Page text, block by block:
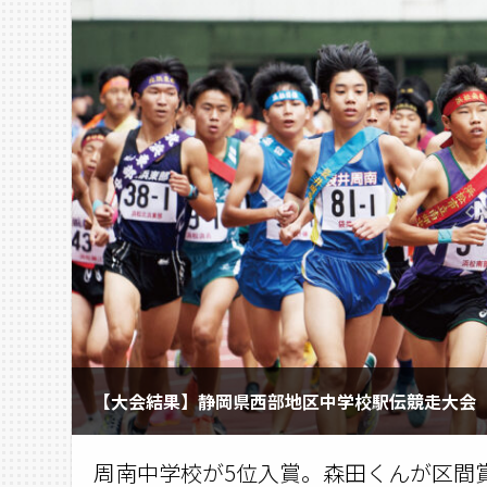
【大会結果】静岡県西部地区中学校駅伝競走大会
周南中学校が5位入賞。森田くんが区間